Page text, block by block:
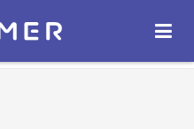
ОТКРЫТЬ